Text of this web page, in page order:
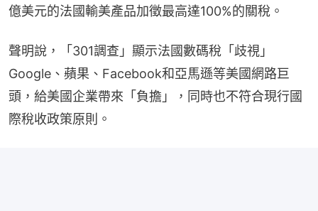
億美元的法國輸美產品加徵最高達100%的關稅。
聲明說，「301調查」顯示法國數碼稅「歧視」
Google、蘋果、Facebook和亞馬遜等美國網路巨
頭，給美國企業帶來「負擔」，同時也不符合現行國
際稅收政策原則。